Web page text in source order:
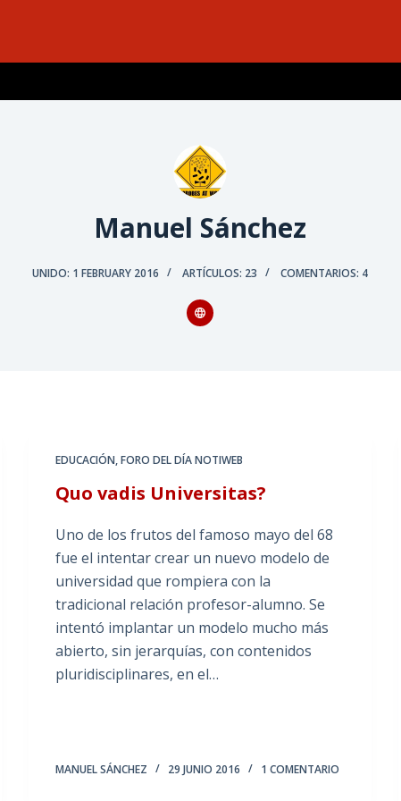
Manuel Sánchez
UNIDO: 1 FEBRUARY 2016 ARTÍCULOS: 23 COMENTARIOS: 4
EDUCACIÓN,FORO DEL DÍA NOTIWEB
Quo vadis Universitas?
Uno de los frutos del famoso mayo del 68
fue el intentar crear un nuevo modelo de
universidad que rompiera con la
tradicional relación profesor-alumno. Se
intentó implantar un modelo mucho más
abierto, sin jerarquías, con contenidos
pluridisciplinares, en el…
MANUEL SÁNCHEZ 29 JUNIO 2016 1 COMENTARIO